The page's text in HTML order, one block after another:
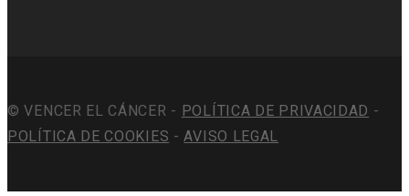
© VENCER EL CÁNCER - POLÍTICA DE PRIVACIDAD -
POLÍTICA DE COOKIES -AVISO LEGAL